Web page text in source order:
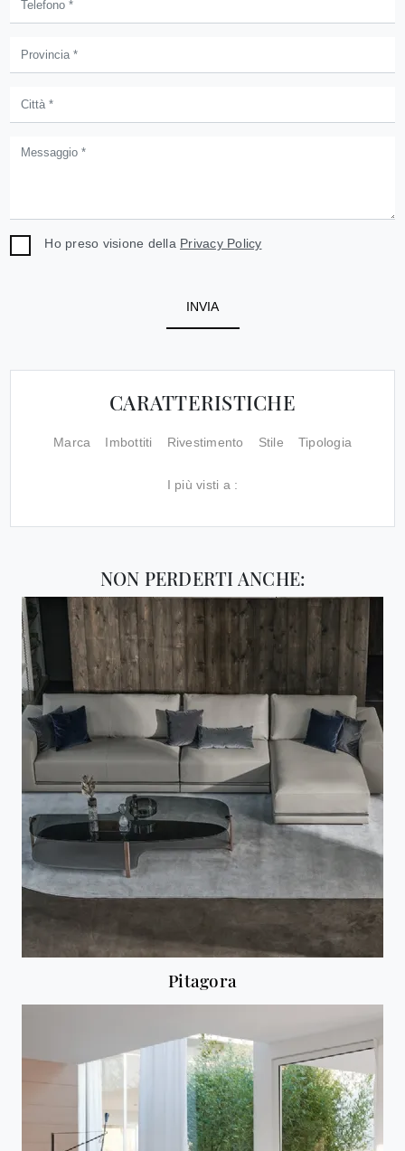
Ho preso visione della Privacy Policy
INVIA
CARATTERISTICHE
Marca Imbottiti Rivestimento Stile Tipologia
I più visti a :
NON PERDERTI ANCHE:
Pitagora